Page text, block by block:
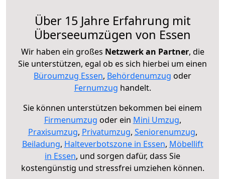
Über 15 Jahre Erfahrung mit
Überseeumzügen von Essen
Wir haben ein großes Netzwerk an Partner, die
Sie unterstützen, egal ob es sich hierbei um einen
Büroumzug Essen, Behördenumzug oder
Fernumzug handelt.
Sie können unterstützen bekommen bei einem
Firmenumzug oder ein Mini Umzug,
Praxisumzug, Privatumzug, Seniorenumzug,
Beiladung, Halteverbotszone in Essen, Möbellift
in Essen, und sorgen dafür, dass Sie
kostengünstig und stressfrei umziehen können.